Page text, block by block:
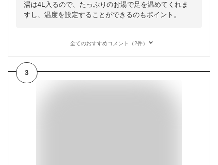
湯は4L入るので、たっぷりのお湯で足を温めてくれま
すし、温度を設定することができるのもポイント。
全てのおすすめコメント（2件）
3